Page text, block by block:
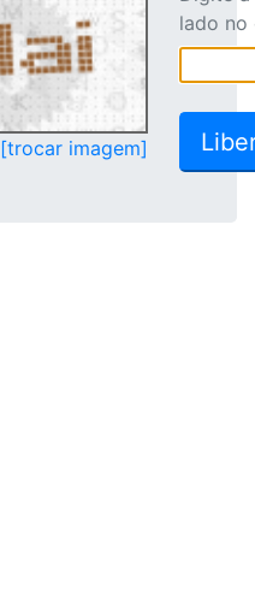
[trocar imagem]
lado no